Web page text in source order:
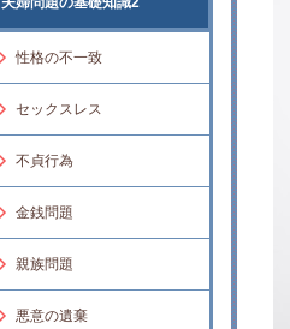
性格の不一致
セックスレス
不貞行為
金銭問題
親族問題
悪意の遺棄